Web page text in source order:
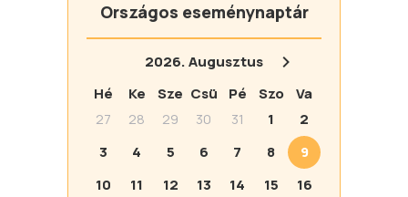
Országos eseménynaptár
2026.Augusztus
Hé
Ke Sze Csü Pé Szo
Va
27
28 29 30 31 1
2
3
4 5 6 7 8
9
10
11 12 13 14 15
16